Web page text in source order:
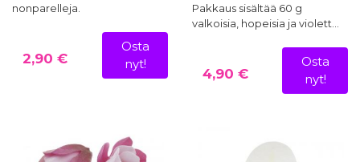
nonparelleja.
2,90 €
Osta
nyt!
Pakkaus sisältää 60 g
valkoisia, hopeisia ja violett…
4,90 €
Osta
nyt!